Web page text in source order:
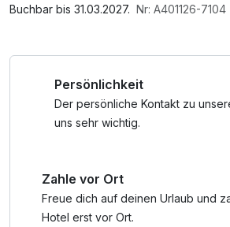
Sämtliche Verpflegungsleistungen
Zu den Leistungen der "Reit im Winkl
gehören u.a.
ausgewählten Aktionen des
Skimuseum, Nutzung der Loipen und
Winterwanderwege, sowie einmal
1 Flasche Mineralwasser,
Buchbar bis 31.03.2027. Nr: A401126-7104
Persönlichkeit
Der persönliche Kontakt zu
uns sehr wichtig.
Zahle vor Ort
Freue dich auf deinen Urlaub und
Hotel erst vor Ort.